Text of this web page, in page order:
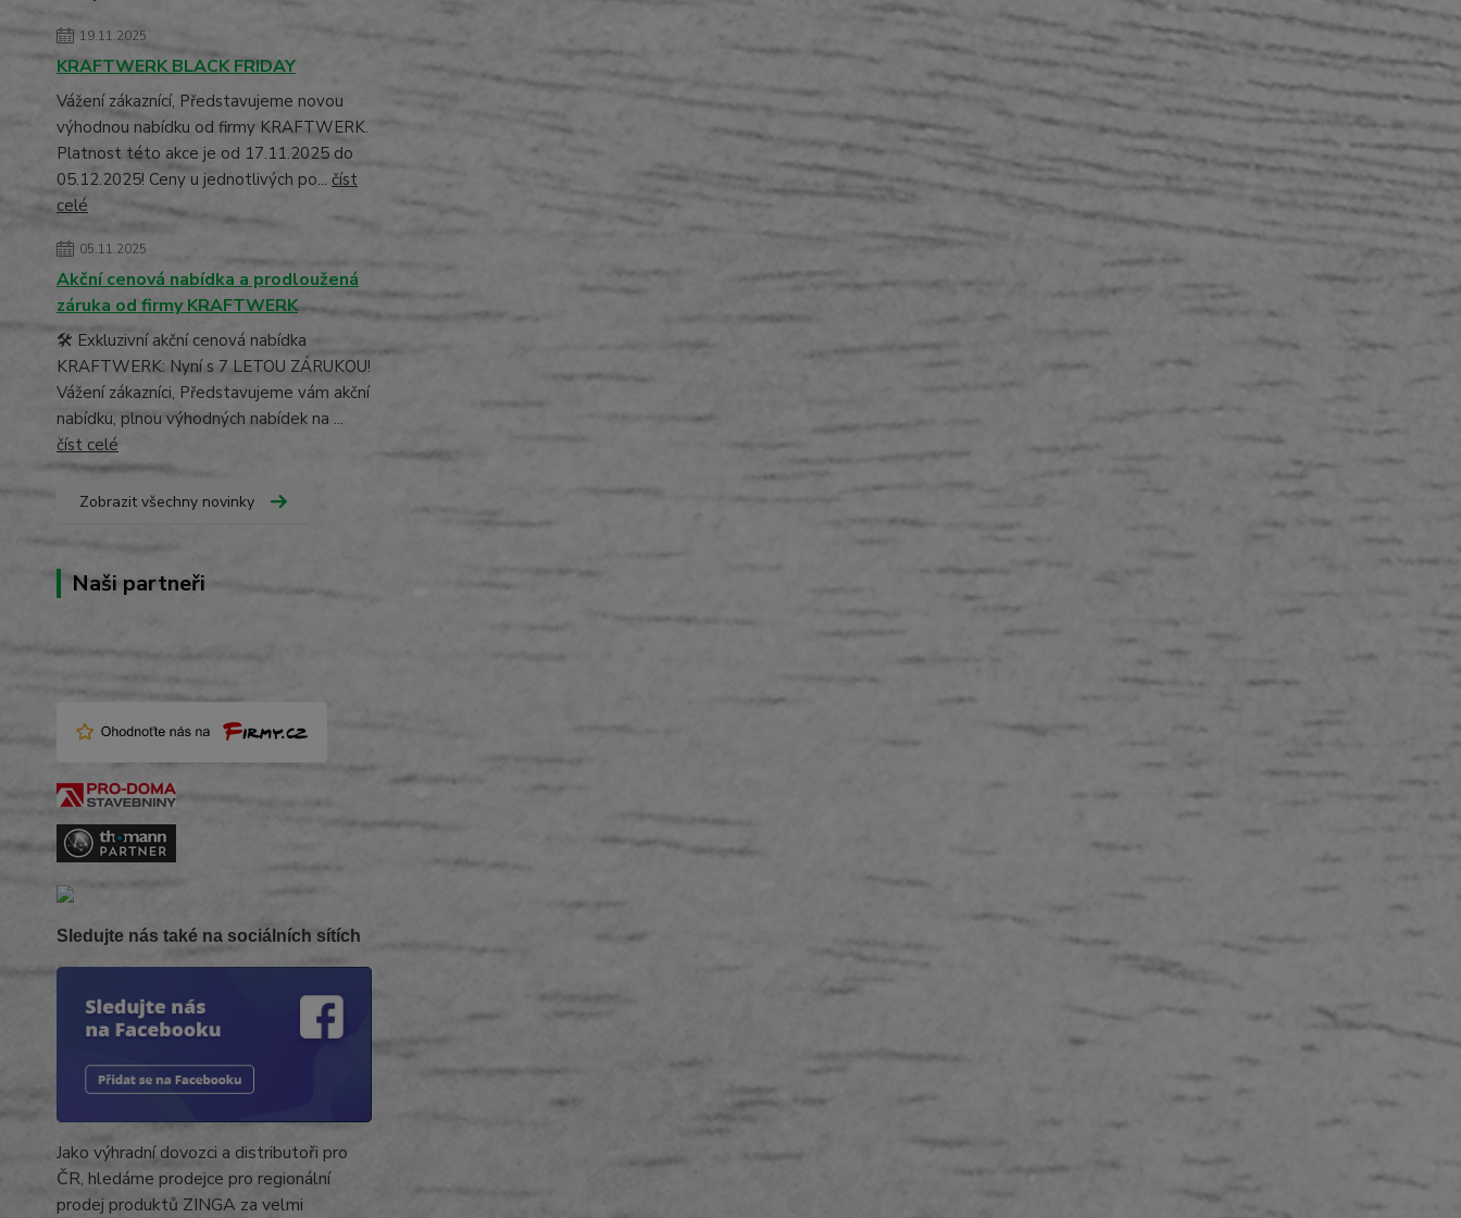
19.11.2025
KRAFTWERK BLACK FRIDAY
Vážení zákaznící, Představujeme novou
výhodnou nabídku od firmy KRAFTWERK.
Platnost této akce je od 17.11.2025 do
05.12.2025! Ceny u jednotlivých po... číst
celé
05.11.2025
Akční cenová nabídka a prodloužená
záruka od firmy KRAFTWERK
🛠️ Exkluzivní akční cenová nabídka
KRAFTWERK: Nyní s 7 LETOU ZÁRUKOU!
Vážení zákazníci, Představujeme vám akční
nabídku, plnou výhodných nabídek na ...
číst celé
Zobrazit všechny novinky
Naši partneři
Sledujte nás také na sociálních sítích
Jako výhradní dovozci a distributoři pro
ČR, hledáme prodejce pro regionální
prodej produktů ZINGA za velmi